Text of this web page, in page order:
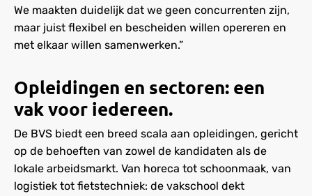
We maakten duidelijk dat we geen concurrenten zijn,
maar juist flexibel en bescheiden willen opereren en
met elkaar willen samenwerken.”
Opleidingen en sectoren: een
vak voor iedereen.
De BVS biedt een breed scala aan opleidingen, gericht
op de behoeften van zowel de kandidaten als de
lokale arbeidsmarkt. Van horeca tot schoonmaak, van
logistiek tot fietstechniek: de vakschool dekt